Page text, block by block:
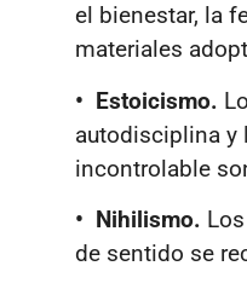
el bienestar, la
materiales
• Estoicismo.
autodisciplina y
incontrolable
• Nihilismo.
de sentido se